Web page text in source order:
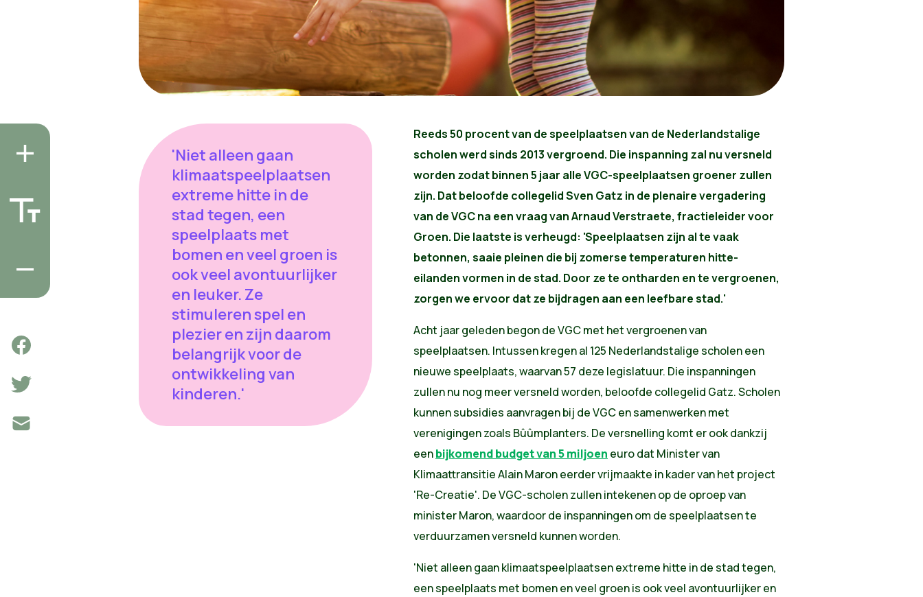
'Niet alleen gaan
klimaatspeelplaatsen
extreme hitte in de
stad tegen, een
speelplaats met
bomen en veel groen is
ook veel avontuurlijker
en leuker. Ze
stimuleren spel en
plezier en zijn daarom
belangrijk voor de
ontwikkeling van
kinderen.'
Reeds 50 procent van de speelplaatsen van de Nederlandstalige
scholen werd sinds 2013 vergroend. Die inspanning zal nu versneld
worden zodat binnen 5 jaar alle VGC-speelplaatsen groener zullen
zijn. Dat beloofde collegelid Sven Gatz in de plenaire vergadering
van de VGC na een vraag van Arnaud Verstraete, fractieleider voor
Groen. Die laatste is verheugd: 'Speelplaatsen zijn al te vaak
betonnen, saaie pleinen die bij zomerse temperaturen hitte-
eilanden vormen in de stad. Door ze te ontharden en te vergroenen,
zorgen we ervoor dat ze bijdragen aan een leefbare stad.'
Acht jaar geleden begon de VGC met het vergroenen van
speelplaatsen. Intussen kregen al 125 Nederlandstalige scholen een
nieuwe speelplaats, waarvan 57 deze legislatuur. Die inspanningen
zullen nu nog meer versneld worden, beloofde collegelid Gatz. Scholen
kunnen subsidies aanvragen bij de VGC en samenwerken met
verenigingen zoals Bûûmplanters. De versnelling komt er ook dankzij
eenbijkomend budget van 5 miljoen euro dat Minister van
Klimaattransitie Alain Maron eerder vrijmaakte in kader van het project
'Re-Creatie'. De VGC-scholen zullen intekenen op de oproep van
minister Maron, waardoor de inspanningen om de speelplaatsen te
verduurzamen versneld kunnen worden.
'Niet alleen gaan klimaatspeelplaatsen extreme hitte in de stad tegen,
een speelplaats met bomen en veel groen is ook veel avontuurlijker en